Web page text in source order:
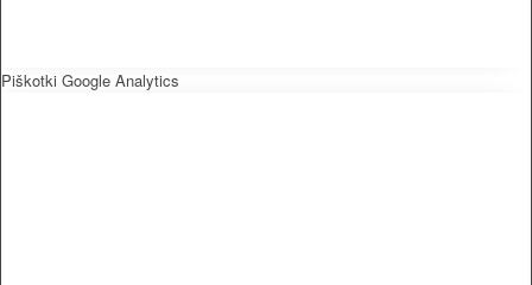
Piškotki Google Analytics